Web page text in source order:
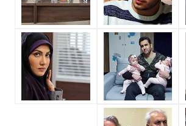
دردسرهای شیرین می‌توان به
پوریا پورسرخ،مرتضی
سمیرا حسینی،پاشا جمالی ژیلا دایی،مریم مومن و
شیرین
دردسرهای شیرین چقدر اطلاع دارید؟